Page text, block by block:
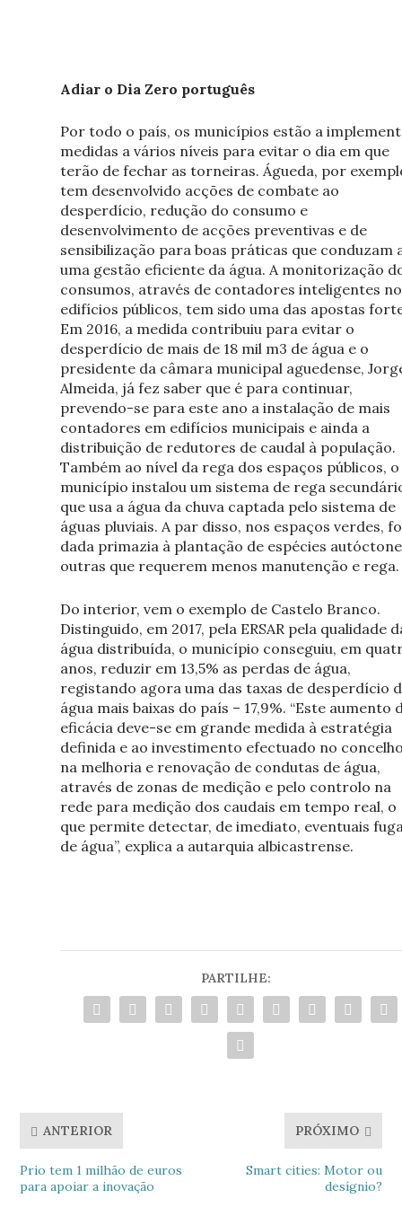
Adiar o Dia Zero português
Por todo o país, os municípios estão a
medidas a vários níveis para evitar o dia em que
terão de fechar as torneiras. Águeda, por
tem desenvolvido acções de combate ao
desperdício, redução do consumo e
desenvolvimento de acções preventivas e de
sensibilização para boas práticas que conduzam
uma gestão eficiente da água. A monitorização
consumos, através de contadores inteligentes
edifícios públicos, tem sido uma das apostas
Em 2016, a medida contribuiu para evitar o
desperdício de mais de 18 mil m3 de água e o
presidente da câmara municipal aguedense,
Almeida, já fez saber que é para continuar,
prevendo-se para este ano a instalação de mais
contadores em edifícios municipais e ainda a
distribuição de redutores de caudal à população.
Também ao nível da rega dos espaços públicos, o
município instalou um sistema de rega
que usa a água da chuva captada pelo sistema de
águas pluviais. A par disso, nos espaços verdes,
dada primazia à plantação de espécies
outras que requerem menos manutenção e rega.
Do interior, vem o exemplo de Castelo Branco.
Distinguido, em 2017, pela ERSAR pela qualidade
água distribuída, o município conseguiu, em
anos, reduzir em 13,5% as perdas de água,
registando agora uma das taxas de desperdício
água mais baixas do país – 17,9%. “Este aumento
eficácia deve-se em grande medida à estratégia
definida e ao investimento efectuado no
na melhoria e renovação de condutas de água,
através de zonas de medição e pelo controlo na
rede para medição dos caudais em tempo real, o
que permite detectar, de imediato, eventuais
de água”, explica a autarquia albicastrense.
PARTILHE:
ANTERIOR
Prio tem 1 milhão de euros
para apoiar a inovação
PRÓXIMO
Smart cities: Motor ou
desígnio?